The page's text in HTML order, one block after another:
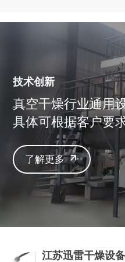
技术创新
真空干燥行业通用
具体可根据客户要
了解更多
江苏迅雷干燥设